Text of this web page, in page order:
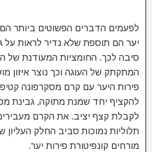
לפעמים הדברים הפשוטים ביותר
יער הם תוספת שלא נדיר לראות על
סיבה לכך. החומציות המעודנת של
המתקתק של העוגה וכך נוצר איזון
פירות היער עם קרם מסקרפונה
להקציף יחד שמנת מתוקה, גבינת
לקבלת קצף יציב. את הקרם מעבירים
תלוליות נמוכות סביב החלק
מורחים קונפיטורת פירות יער.